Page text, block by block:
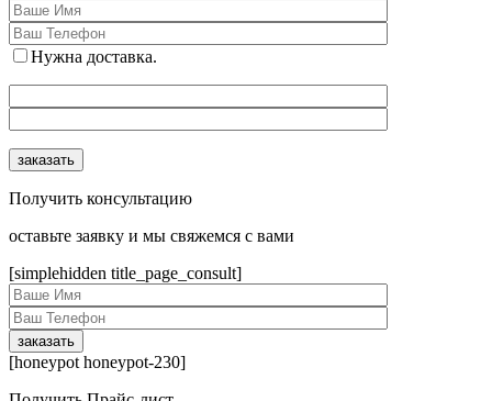
Нужна доставка.
Получить консультацию
оcтавьте заявку и мы свяжемся с вами
[simplehidden title_page_consult]
[honeypot honeypot-230]